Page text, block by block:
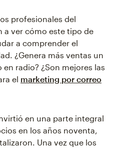
profesionales del
a ver cómo este tipo de
a comprender el
¿Genera más ventas un
radio? ¿Son mejores las
el marketing por correo
en una parte integral
en los años noventa,
Una vez que los